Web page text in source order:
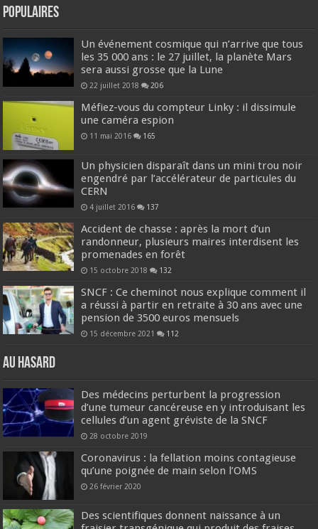
Populaires
Un événement cosmique qui n’arrive que tous
les 35 000 ans : le 27 juillet, la planète Mars
sera aussi grosse que la Lune
22 juillet 2018 206
Méfiez-vous du compteur Linky : il dissimule
une caméra espion
11 mai 2016 165
Un physicien disparaît dans un mini trou noir
engendré par l’accélérateur de particules du
CERN
4 juillet 2016 137
Accident de chasse : après la mort d’un
randonneur, plusieurs maires interdisent les
promenades en forêt
15 octobre 2018 132
SNCF : Ce cheminot nous explique comment il
a réussi à partir en retraite à 30 ans avec une
pension de 3500 euros mensuels
15 décembre 2021 112
Au hasard
Des médecins perturbent la progression
d’une tumeur cancéreuse en y introduisant les
cellules d’un agent gréviste de la SNCF
28 octobre 2019
Coronavirus : la fellation moins contagieuse
qu’une poignée de main selon l’OMS
26 février 2020
Des scientifiques donnent naissance à un